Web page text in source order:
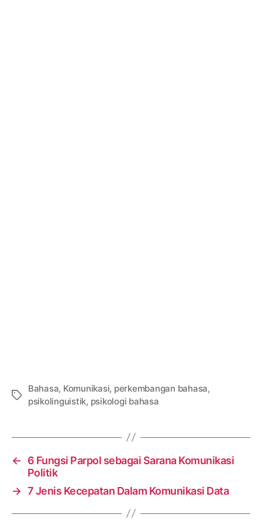
Tags
Bahasa, Komunikasi, perkembangan bahasa,
psikolinguistik, psikologi bahasa
←
6 Fungsi Parpol sebagai Sarana Komunikasi
Politik
→ 7 Jenis Kecepatan Dalam Komunikasi Data